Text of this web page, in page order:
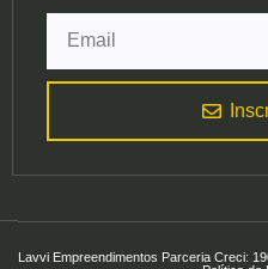
Lavvi Empreendimentos Parceria Creci: